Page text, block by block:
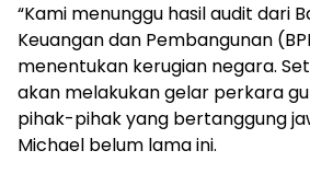
“Kami menunggu hasil audit dari
Keuangan dan Pembangunan
menentukan kerugian negara.
akan melakukan gelar perkara
pihak-pihak yang bertanggung
Michael belum lama ini.